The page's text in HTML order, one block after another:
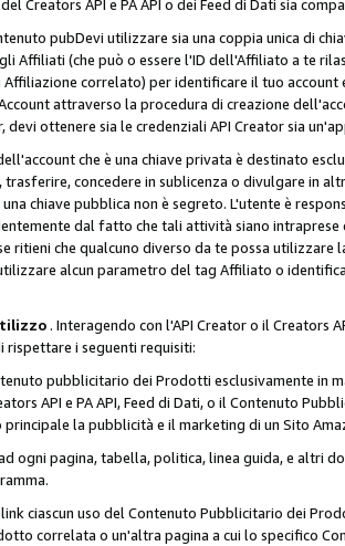
Creators API e PA API o dei Feed di Dati sia
pubDevi utilizzare sia una coppia unica di
Affiliati (che può o essere l'ID dell'Affiliato a te
correlato) per identificare il tuo account
attraverso la procedura di creazione
devi ottenere sia le credenziali API Creator sia
che è una chiave privata è destinato
trasferire, concedere in sublicenza o divulgare in
chiave pubblica non è segreto. L'utente è
dal fatto che tali attività siano
ritieni che qualcuno diverso da te possa
alcun parametro del tag Affiliato o
. Interagendo con l'API Creator o il Creators
rispettare i seguenti requisiti:
pubblicitario dei Prodotti esclusivamente in
API e PA API, Feed di Dati, o il Contenuto
principale la pubblicità e il marketing di un Sito
ogni pagina, tabella, politica, linea guida, e altri
ciascun uso del Contenuto Pubblicitario dei
correlata o un'altra pagina a cui lo specifico